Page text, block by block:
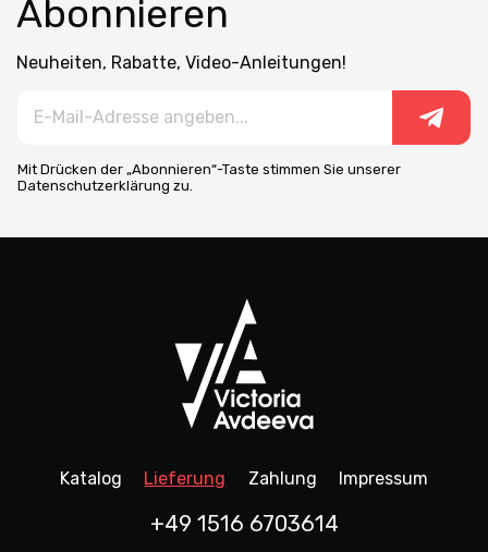
Abonnieren
Neuheiten, Rabatte, Video-Anleitungen!
Mit Drücken der „Abonnieren“-Taste stimmen Sie unserer
Datenschutzerklärung zu.
Katalog Lieferung Zahlung Impressum
+49 1516 6703614